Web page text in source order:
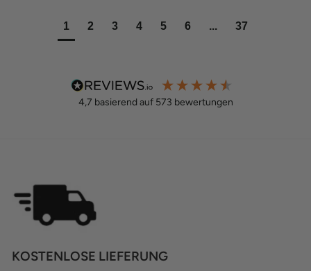
1 2 3 4 5 6 ... 37
4,7 basierend auf 573 bewertungen
KOSTENLOSE LIEFERUNG